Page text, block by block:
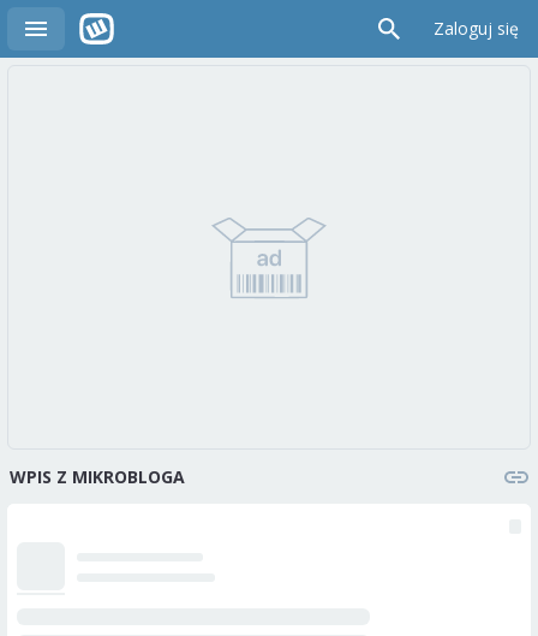
Zaloguj się
WPIS Z MIKROBLOGA